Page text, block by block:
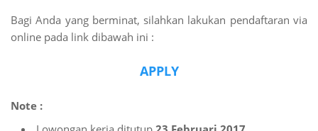
Bagi Anda yang berminat, silahkan lakukan pendaftaran via
online pada link dibawah ini :
APPLY
Note :